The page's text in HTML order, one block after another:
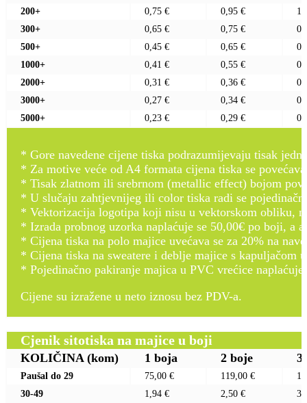
200+
0,75 € 0,95 €
300+
0,65 € 0,75 €
500+
0,45 € 0,65 €
1000+
0,41 € 0,55 €
2000+
0,31 € 0,36 €
3000+
0,27 € 0,34 €
5000+
0,23 € 0,29 €
* Gore navedene cijene tiska podrazumijevaju tisak
* Za motive veće od A4 formata cijena tiska se
* Tisak zlatnom ili srebrnom (metallic effect) bojom
* U slučaju zahtjevnijeg ili color tiska radi se
* Vektorizacija logotipa koji nisu u vektorskom obliku,
* Izrada probnog uzorka naplaćuje se 50,00€ po boji, a
* Cijena tiska na polo majice uvećava se za 20% na
* Cijena tiska na sweatere i deblje majice s kapuljačom
* Pojedinačno pakiranje majica u PVC vrećice
Cijene su izražene u neto iznosu bez PDV-a.
Cjenik sitotiska na majice u boji
KOLIČINA (kom) 1 boja 2 boje 3
Paušal do 29 75,00 € 119,00 €
30-49
1,94 € 2,50 €